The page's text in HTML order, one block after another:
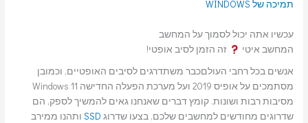
תמיכה של WINDOWS
עכשיו אתה יכול לסמוך על המחשב
המחשב איטי
זה הזמן לסיב אופטי!
אנשים בכל רחבי העולםכבר משתדרגים לסיבים האופטיים, וכמובן
מסתמכים על אופיס 2019 ועל מערכת הפעלה החדישה Windows 11
מסיבות רבות ושונות. קומץ דברים שאנחנו גאים להמשיך לספק, הם
שדרוגים מחודשים למחשבים שלכם, בצעו שדרוג SSD ותהנו ממירב